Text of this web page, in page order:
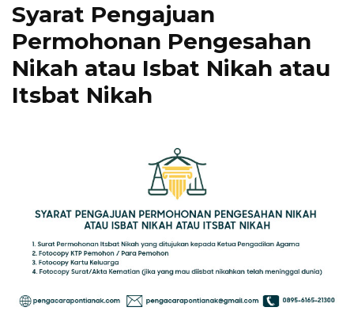
Syarat Pengajuan
Permohonan Pengesahan
Nikah atau Isbat Nikah atau
Itsbat Nikah